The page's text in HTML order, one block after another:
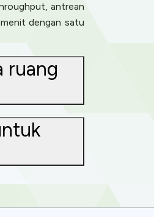
antrean
dengan satu
ruang